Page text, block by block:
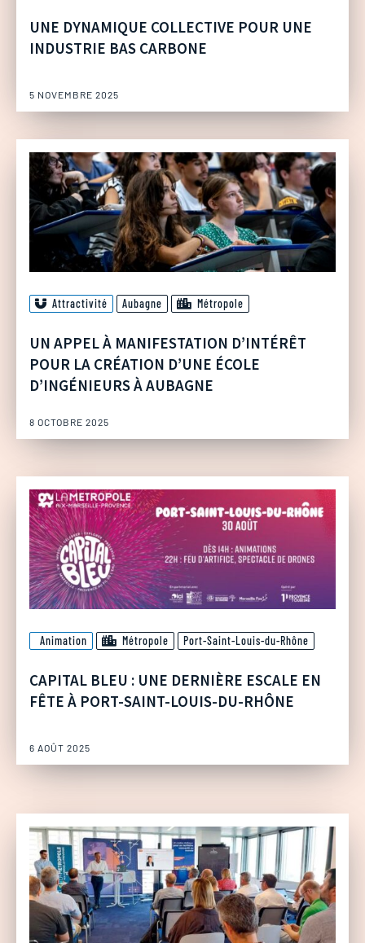
UNE DYNAMIQUE COLLECTIVE POUR UNE
INDUSTRIE BAS CARBONE
5 NOVEMBRE 2025
Attractivité Aubagne Métropole
UN APPEL À MANIFESTATION D’INTÉRÊT
POUR LA CRÉATION D’UNE ÉCOLE
D’INGÉNIEURS À AUBAGNE
8 OCTOBRE 2025
Animation Métropole Port-Saint-Louis-du-Rhône
CAPITAL BLEU : UNE DERNIÈRE ESCALE EN
FÊTE À PORT-SAINT-LOUIS-DU-RHÔNE
6 AOÛT 2025